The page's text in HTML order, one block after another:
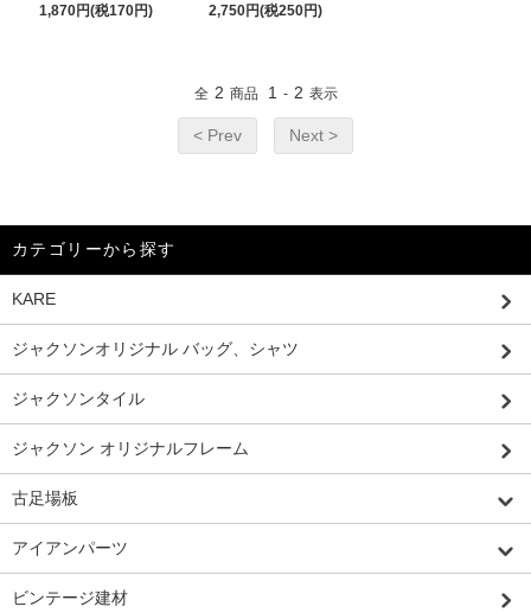
1,870円(税170円)
2,750円(税250円)
全 2 商品 1 - 2 表示
< Prev Next >
カテゴリーから探す
KARE
ジャクソンオリジナル バッグ、シャツ
ジャクソンタイル
ジャクソン オリジナルフレーム
古足場板
アイアンパーツ
ビンテージ建材